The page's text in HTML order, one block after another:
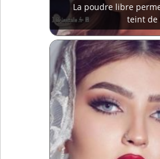
La poudre libre
teint de